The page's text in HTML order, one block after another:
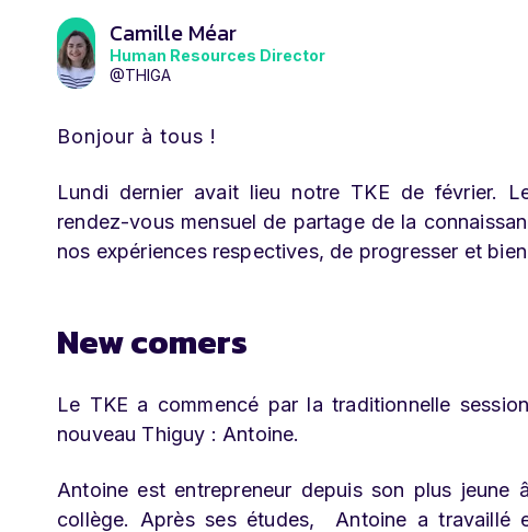
Camille Méar
Human Resources Director
@THIGA
Bonjour à tous !
Lundi dernier avait lieu notre TKE de février.
rendez-vous mensuel de partage de la
nos expériences respectives, de progresser et
New comers
Le TKE a commencé par la traditionnelle
nouveau Thiguy : Antoine.
Antoine est entrepreneur depuis son plus
collège. Après ses études, Antoine a travaillé